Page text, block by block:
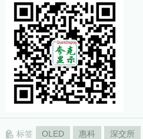
标签 OLED 惠科 深交所